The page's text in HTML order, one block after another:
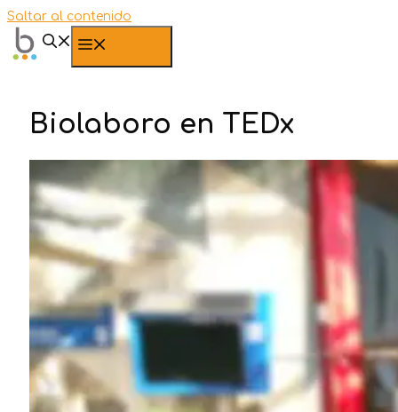
Saltar al contenido
Biolaboro en TEDx